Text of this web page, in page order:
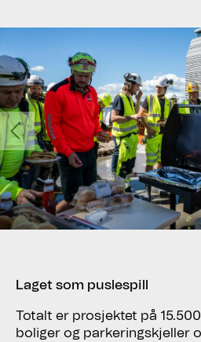
Laget som puslespill
Totalt er prosjektet på
boliger og parkeringskjeller